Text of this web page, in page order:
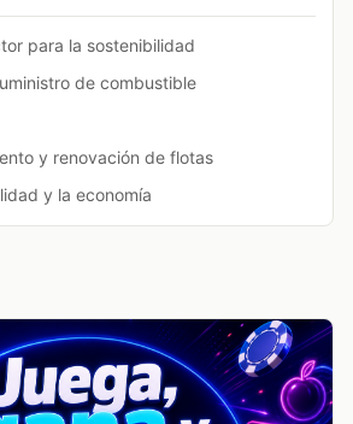
para la sostenibilidad
de combustible
y renovación de flotas
y la economía